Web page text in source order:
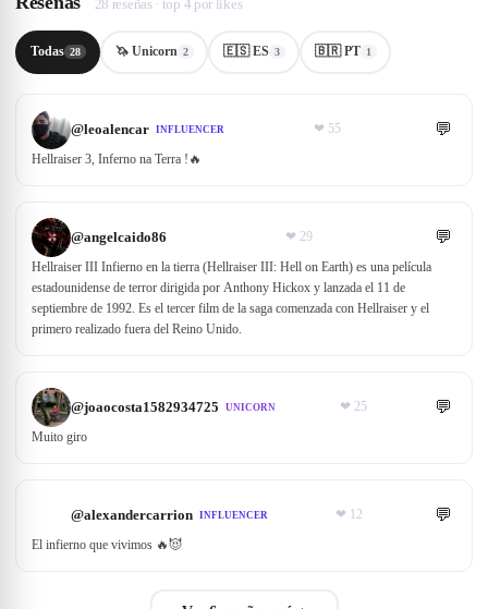
28 reseñas · top 4 por likes
Todas 28 🦄 Unicorn 2 🇪🇸 ES 3 🇧🇷 PT 1
@leoalencar INFLUENCER ❤ 55 💬
Hellraiser 3, Inferno na Terra !🔥
@angelcaido86 ❤ 29 💬
Hellraiser III Infierno en la tierra (Hellraiser III: Hell on Earth) es una película
estadounidense de terror dirigida por Anthony Hickox y lanzada el 11 de
septiembre de 1992. Es el tercer film de la saga comenzada con Hellraiser y el
primero realizado fuera del Reino Unido.
@joaocosta1582934725 UNICORN ❤ 25 💬
Muito giro
@alexandercarrion INFLUENCER ❤ 12 💬
El infierno que vivimos 🔥😈